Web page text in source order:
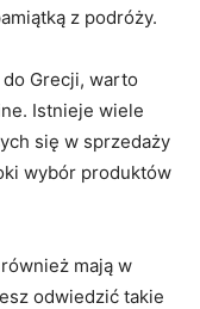
z⁣ podróży.
Grecji, warto
Istnieje wiele
się w​ sprzedaży
⁢wybór produktów
mają ​w​
odwiedzić⁢ takie